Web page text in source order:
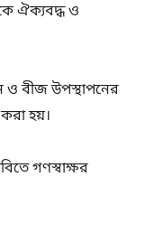
ঐক্যবদ্ধ ও
ও বীজ উপস্থাপনের
হয়।
গণস্বাক্ষর